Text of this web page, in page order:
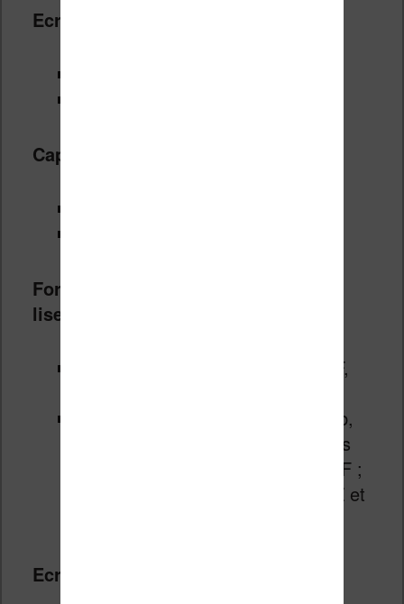
Ecran e-Ink :
Capacité de stockage :
Formats de fichiers gérés par les
liseuses :
Sony PRS T2 : Epub, BBeB, PDF,
Kobo Glo : Formats textes : EPub,
PDF, TXT, HTML et RTF ; formats
images : JPEG, GIF, PNG et TIFF ;
formats Bandes Dessinées : CBZ et
Ecran éclairé :